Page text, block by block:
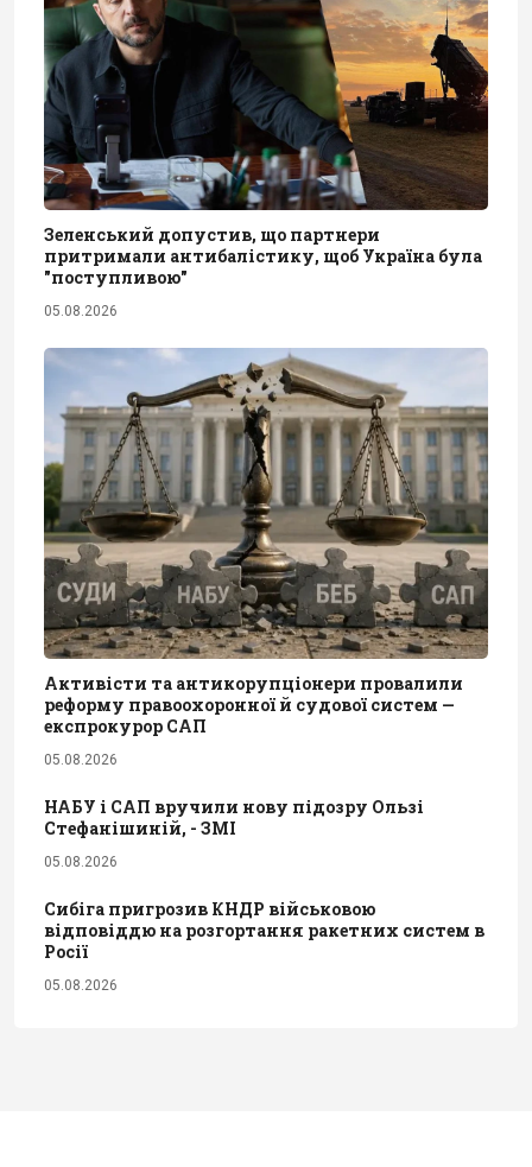
Зеленський допустив, що партнери
притримали антибалістику, щоб Україна була
"поступливою"
05.08.2026
Активісти та антикорупціонери провалили
реформу правоохоронної й судової систем —
експрокурор САП
05.08.2026
НАБУ і САП вручили нову підозру Ользі
Стефанішиній, - ЗМІ
05.08.2026
Сибіга пригрозив КНДР військовою
відповіддю на розгортання ракетних систем в
Росії
05.08.2026